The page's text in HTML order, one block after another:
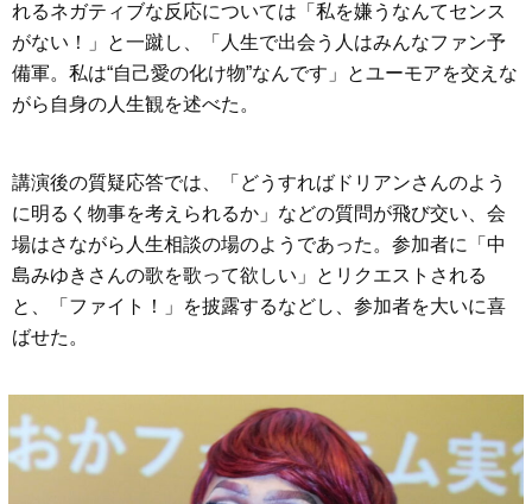
れるネガティブな反応については「私を嫌うなんてセンス
がない！」と一蹴し、「人生で出会う人はみんなファン予
備軍。私は“自己愛の化け物”なんです」とユーモアを交えな
がら自身の人生観を述べた。
講演後の質疑応答では、「どうすればドリアンさんのよう
に明るく物事を考えられるか」などの質問が飛び交い、会
場はさながら人生相談の場のようであった。参加者に「中
島みゆきさんの歌を歌って欲しい」とリクエストされる
と、「ファイト！」を披露するなどし、参加者を大いに喜
ばせた。